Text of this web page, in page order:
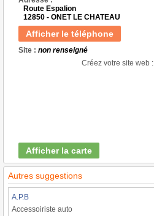
Route Espalion
12850 - ONET LE CHATEAU
Afficher le téléphone
Site : non renseigné
Créez votre site web :
Afficher la carte
Autres suggestions
A.P.B
Accessoiriste auto